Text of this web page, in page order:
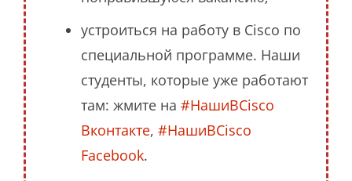
устроиться на работу в Cisco по
специальной программе. Наши
студенты, которые уже работают
там: жмите на #НашиВCisco
Вконтакте, #НашиВCisco
Facebook.